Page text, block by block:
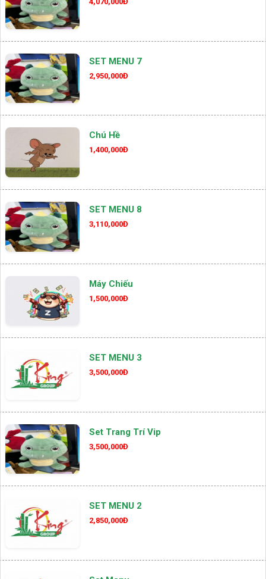
SET MENU 7
2,950,000Đ
Chú Hề
1,400,000Đ
SET MENU 8
3,110,000Đ
Máy Chiếu
1,500,000Đ
SET MENU 3
3,500,000Đ
Set Trang Trí Vip
3,500,000Đ
SET MENU 2
2,850,000Đ